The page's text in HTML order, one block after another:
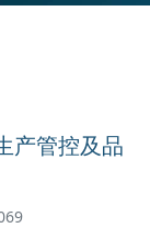
产管控及品